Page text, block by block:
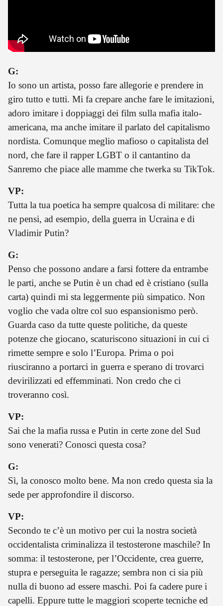
G:
Io sono un artista, posso fare allegorie e prendere in
giro tutto e tutti. Mi fa crepare anche fare le imitazioni,
adoro imitare i doppiaggi dei film sulla mafia italo-
americana, ma anche imitare il parlato del capitalismo
nordista. Comunque meglio mafioso o capitalista del
nord, che fare il rapper LGBT o il cantantino da
Sanremo che piace alle mamme che twerka su TikTok.
VP:
Tutta la tua poetica ha sempre qualcosa di militare: che
ne pensi, ad esempio, della guerra in Ucraina e di
Vladimir Putin?
G:
Penso che possono andare a farsi fottere da entrambe
le parti, anche se Putin è un chad ed è cristiano (sulla
carta) quindi mi sta leggermente più simpatico. Non
voglio che vada oltre col suo espansionismo però.
Guarda caso da tutte queste politiche, da queste
potenze che giocano, scaturiscono situazioni in cui ci
rimette sempre e solo l’Europa. Prima o poi
riusciranno a portarci in guerra e sperano di trovarci
devirilizzati ed effemminati. Non credo che ci
troveranno così.
VP:
Sai che la mafia russa e Putin in certe zone del Sud
sono venerati? Conosci questa cosa?
G:
Sì, la conosco molto bene. Ma non credo questa sia la
sede per approfondire il discorso.
VP:
Secondo te c’è un motivo per cui la nostra società
occidentalista criminalizza il testosterone maschile? In
somma: il testosterone, per l’Occidente, crea guerre,
stupra e perseguita le ragazze; sembra non ci sia più
nulla di buono ad essere maschi. Poi fa cadere pure i
capelli. Eppure tutte le maggiori scoperte tecniche ed